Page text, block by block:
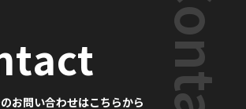
お問い合わせはこちらから